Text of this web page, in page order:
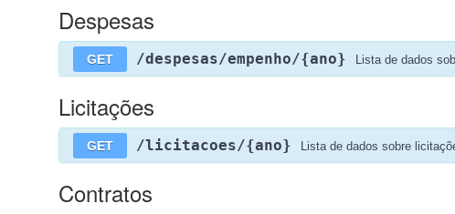
Despesas
GET /despesas/empenho/{ano} Lista de dados
Licitações
GET /licitacoes/{ano} Lista de dados sobre
Contratos